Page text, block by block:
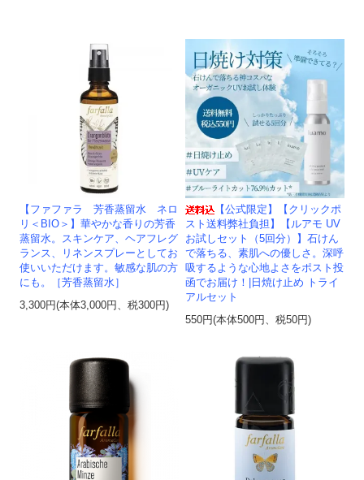
【ファファラ 芳香蒸留水 ネロ
リ＜BIO＞】華やかな香りの芳香
蒸留水。スキンケア、ヘアフレグ
ランス、リネンスプレーとしてお
使いいただけます。敏感な肌の方
にも。［芳香蒸留水］
3,300円(本体3,000円、税300円)
【公式限定】【クリックポ
スト送料弊社負担】【ルアモ UV
お試しセット（5回分）】石けん
で落ちる、素肌への優しさ。深呼
吸するような心地よさをポスト投
函でお届け！|日焼け止め トライ
アルセット
550円(本体500円、税50円)